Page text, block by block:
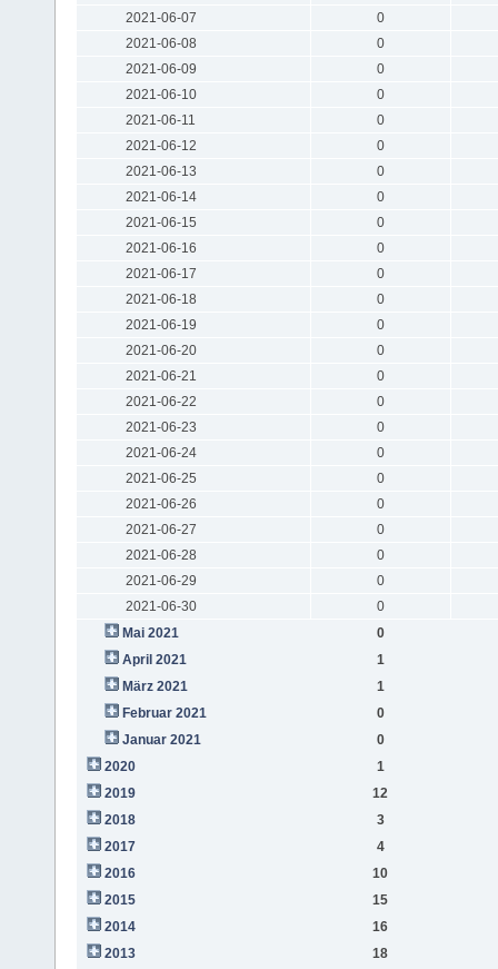
2021-06-07
0
2021-06-08
0
2021-06-09
0
2021-06-10
0
2021-06-11
0
2021-06-12
0
2021-06-13
0
2021-06-14
0
2021-06-15
0
2021-06-16
0
2021-06-17
0
2021-06-18
0
2021-06-19
0
2021-06-20
0
2021-06-21
0
2021-06-22
0
2021-06-23
0
2021-06-24
0
2021-06-25
0
2021-06-26
0
2021-06-27
0
2021-06-28
0
2021-06-29
0
2021-06-30
0
Mai 2021
0
April 2021
1
März 2021
1
Februar 2021
0
Januar 2021
0
2020
1
2019
12
2018
3
2017
4
2016
10
2015
15
2014
16
2013
18